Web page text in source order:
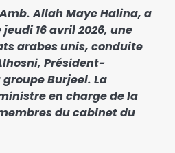
Allah Maye Halina, a
16 avril 2026, une
arabes unis, conduite
Président-
Burjeel. La
en charge de la
du cabinet du